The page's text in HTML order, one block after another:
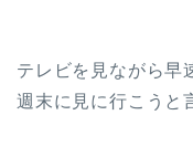
テレビを見ながら早
週末に見に行こうと